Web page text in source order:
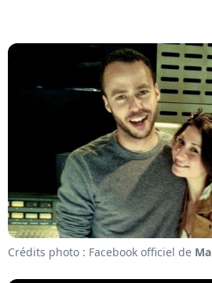
Crédits photo : Facebook officiel de